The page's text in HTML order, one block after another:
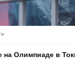
на Олимпиаде в